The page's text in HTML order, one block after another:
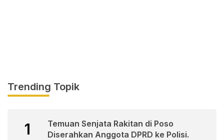
Trending Topik
1
Temuan Senjata Rakitan di Poso
Diserahkan Anggota DPRD ke Polisi.